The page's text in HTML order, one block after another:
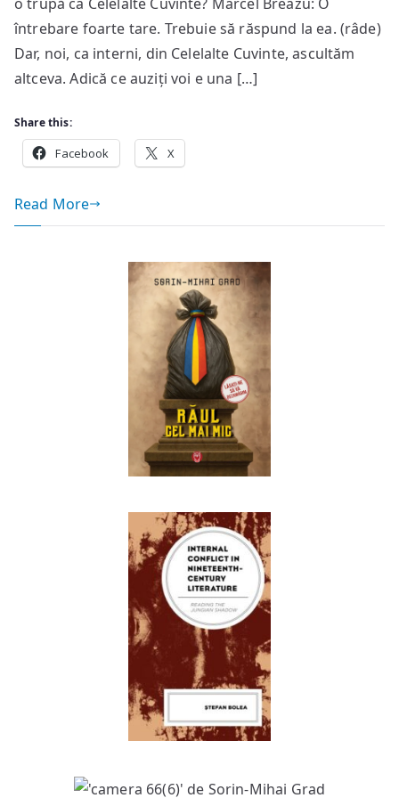
cineva
să
asculte
să
asculte
întrebare foarte tare. Trebuie să răspund la ea. (râde)
Dar, noi, ca interni, din Celelalte Cuvinte, ascultăm
altceva. Adică ce auziți voi e una […]
Share this:
Facebook X
Read More